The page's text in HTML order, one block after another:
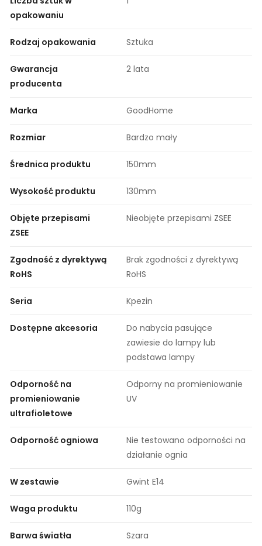
opakowaniu
Rodzaj opakowania Sztuka
Gwarancja
producenta
2 lata
Marka GoodHome
Rozmiar Bardzo mały
Średnica produktu 150mm
Wysokość produktu 130mm
Objęte przepisami
ZSEE
Nieobjęte przepisami ZSEE
Zgodność z dyrektywą
RoHS
Brak zgodności z dyrektywą
RoHS
Seria Kpezin
Dostępne akcesoria
Do nabycia pasujące
zawiesie do lampy lub
podstawa lampy
Odporność na
promieniowanie
ultrafioletowe
Odporny na promieniowanie
UV
Odporność ogniowa
Nie testowano odporności na
działanie ognia
W zestawie Gwint E14
Waga produktu 110g
Barwa światła Szara